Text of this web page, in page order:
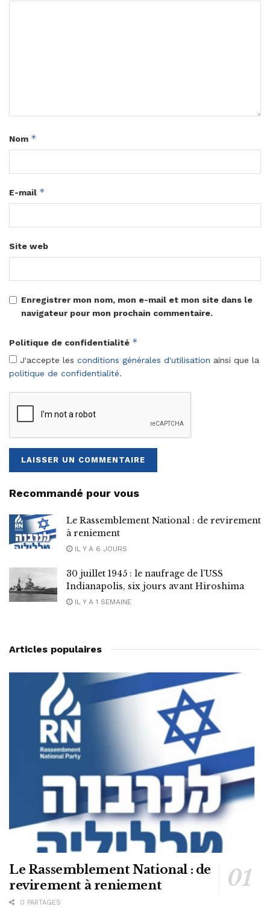
Nom *
E-mail *
Site web
Enregistrer mon nom, mon e-mail et mon site dans le
navigateur pour mon prochain commentaire.
Politique de confidentialité *
J'accepte les conditions générales d'utilisation ainsi que la
politique de confidentialité.
Recommandé pour vous
Le Rassemblement National : de revirement
à reniement
IL Y A 6 JOURS
30 juillet 1945 : le naufrage de l’USS
Indianapolis, six jours avant Hiroshima
IL Y A 1 SEMAINE
Articles populaires
Le Rassemblement National : de
revirement à reniement
0 PARTAGES